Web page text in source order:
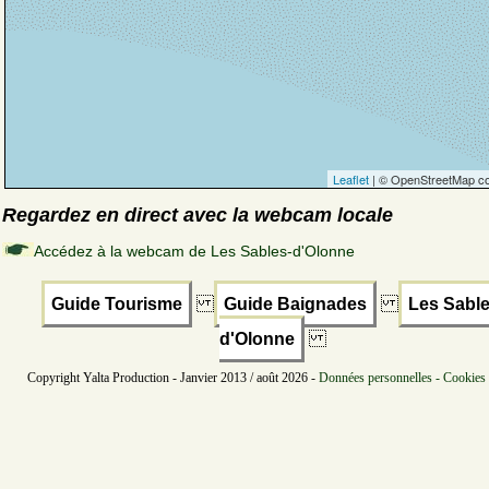
Leaflet | © OpenStreetMap
Regardez en direct avec la webcam locale
Accédez à la webcam de Les Sables-d'Olonne
Guide Tourisme Guide Baignades
Les
d'Olonne
Copyright Yalta Production - Janvier 2013 / août 2026 - Données personnelles -